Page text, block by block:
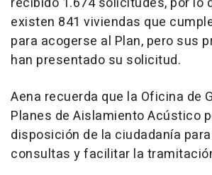
existen 841 viviendas que
para acogerse al Plan, pero sus
han presentado su solicitud.
Aena recuerda que la Oficina de
Planes de Aislamiento Acústico
disposición de la ciudadanía
consultas y facilitar la